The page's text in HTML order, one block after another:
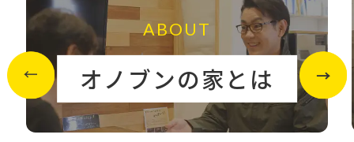
ABOUT
オノブンの家とは